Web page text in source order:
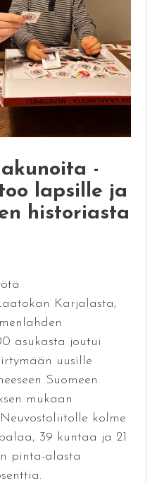
-
lapsille ja
historiasta
Karjalasta,
asukasta joutui
uusille
Suomeen.
mukaan
kolme
39 kuntaa ja 21
pinta-alasta